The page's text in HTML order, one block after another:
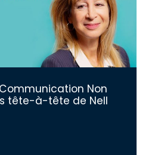
Non
tête-à-tête de Nell